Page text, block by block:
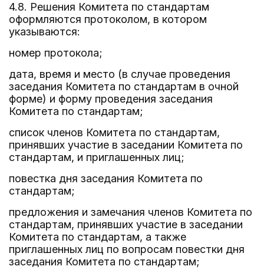
4.8. Решения Комитета по стандартам
оформляются протоколом, в котором
указываются:
номер протокола;
дата, время и место (в случае проведения
заседания Комитета по стандартам в очной
форме) и форму проведения заседания
Комитета по стандартам;
список членов Комитета по стандартам,
принявших участие в заседании Комитета по
стандартам, и приглашенных лиц;
повестка дня заседания Комитета по
стандартам;
предложения и замечания членов Комитета по
стандартам, принявших участие в заседании
Комитета по стандартам, а также
приглашенных лиц по вопросам повестки дня
заседания Комитета по стандартам;